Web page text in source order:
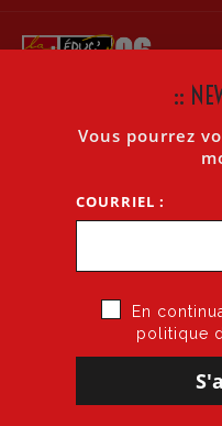
LA LETTRE
Accueil
::
Vous pourrez
COURRIEL :
En
politique